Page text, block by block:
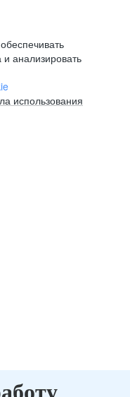
анализировать
использования